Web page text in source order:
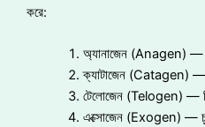
করে:
অ্যানাজেন (Anagen) —
ক্যাটাজেন (Catagen) —
টেলোজেন (Telogen) —
এক্সোজেন (Exogen) —